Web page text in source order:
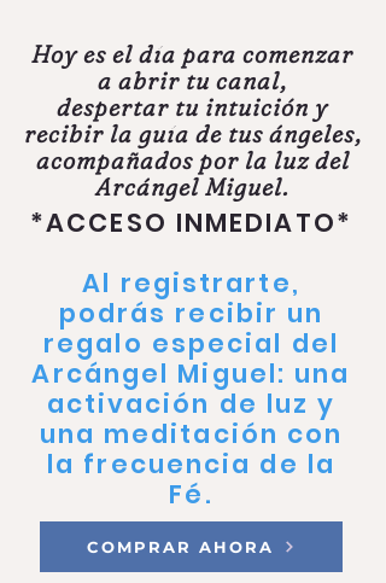
Hoy es el día para comenzar
a abrir tu canal,
despertar tu intuición y
recibir la guía de tus ángeles,
acompañados por la luz del
Arcángel Miguel.
*ACCESO INMEDIATO*
Al registrarte,
podrás recibir un
regalo especial del
Arcángel Miguel: una
activación de luz y
una meditación con
la frecuencia de la
Fé.
COMPRAR AHORA